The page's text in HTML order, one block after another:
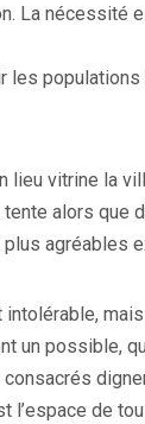
La nécessité
les
lieu vitrine la
alors que
agréables
un possible,
l’espace de